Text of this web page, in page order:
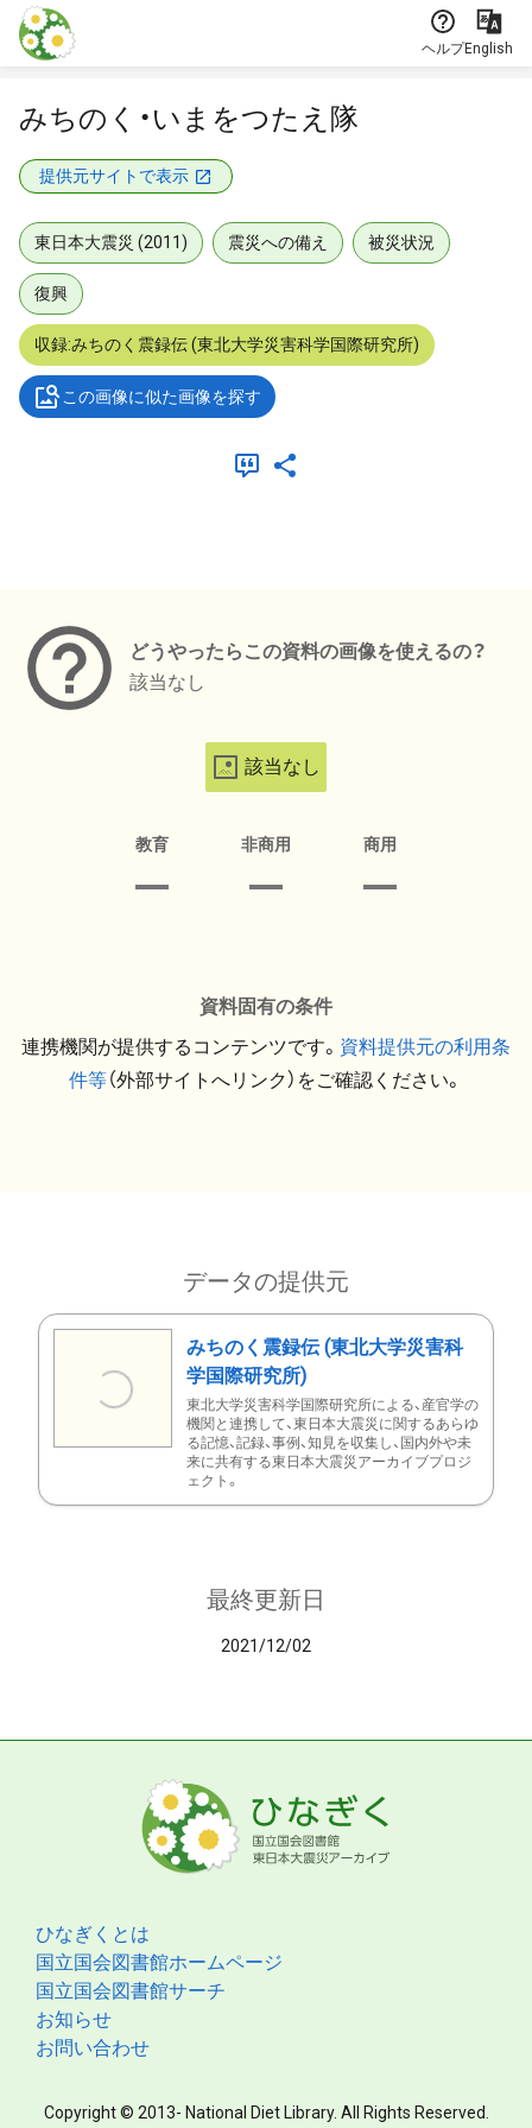
本文に飛ぶ
ヘルプEnglish
みちのく・いまをつたえ隊
提供元サイトで表示
東日本大震災 (2011) 震災への備え 被災状況
復興
収録:みちのく震録伝 (東北大学災害科学国際研究所)
この画像に似た画像を探す
どうやったらこの資料の画像を使えるの？
該当なし
該当なし
教育 非商用 商用
資料固有の条件
連携機関が提供するコンテンツです。 資料提供元の利用条
件等（外部サイトへリンク）をご確認ください。
データの提供元
みちのく震録伝 (東北大学災害科
学国際研究所)
東北大学災害科学国際研究所による、産官学の
機関と連携して、東日本大震災に関するあらゆ
る記憶、記録、事例、知見を収集し、国内外や未
来に共有する東日本大震災アーカイブプロジ
ェクト。
最終更新日
2021/12/02
ひなぎくとは
国立国会図書館ホームページ
国立国会図書館サーチ
お知らせ
お問い合わせ
Copyright © 2013- National Diet Library. All Rights Reserved.